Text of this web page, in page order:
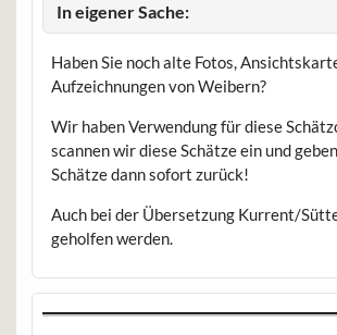
In eigener Sache:
Haben Sie noch alte Fotos,
Aufzeichnungen von Weibern?
Wir haben Verwendung für diese
scannen wir diese Schätze ein und
Schätze dann sofort zurück!
Auch bei der Übersetzung Kurrent/
geholfen werden.